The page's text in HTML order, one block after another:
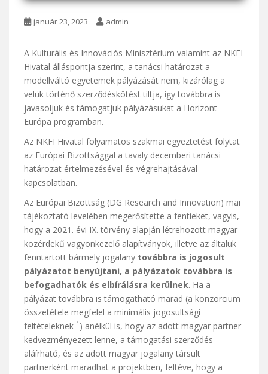
január 23, 2023 admin
A Kulturális és Innovációs Minisztérium valamint az NKFI
Hivatal álláspontja szerint, a tanácsi határozat a
modellváltó egyetemek pályázását nem, kizárólag a
velük történő szerződéskötést tiltja, így továbbra is
javasoljuk és támogatjuk pályázásukat a Horizont
Európa programban.
Az NKFI Hivatal folyamatos szakmai egyeztetést folytat
az Európai Bizottsággal a tavaly decemberi tanácsi
határozat értelmezésével és végrehajtásával
kapcsolatban.
Az Európai Bizottság (DG Research and Innovation) mai
tájékoztató levelében megerősítette a fentieket, vagyis,
hogy a 2021. évi IX. törvény alapján létrehozott magyar
közérdekű vagyonkezelő alapítványok, illetve az általuk
fenntartott bármely jogalany továbbra is jogosult
pályázatot benyújtani, a pályázatok továbbra is
befogadhatók és elbírálásra kerülnek. Ha a
pályázat továbbra is támogatható marad (a konzorcium
összetétele megfelel a minimális jogosultsági
feltételeknek 1 ) anélkül is, hogy az adott magyar partner
kedvezményezett lenne, a támogatási szerződés
aláírható, és az adott magyar jogalany társult
partnerként maradhat a projektben, feltéve, hogy a